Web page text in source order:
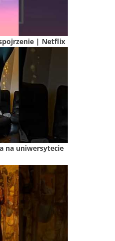
| Netflix
na uniwersytecie